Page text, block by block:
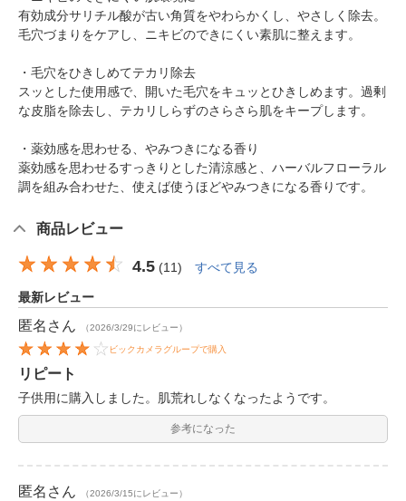
有効成分サリチル酸が古い角質をやわらかくし、やさしく除去。
毛穴づまりをケアし、ニキビのできにくい素肌に整えます。
・毛穴をひきしめてテカリ除去
スッとした使用感で、開いた毛穴をキュッとひきしめます。過剰
な皮脂を除去し、テカリしらずのさらさら肌をキープします。
・薬効感を思わせる、やみつきになる香り
薬効感を思わせるすっきりとした清涼感と、ハーバルフローラル
調を組み合わせた、使えば使うほどやみつきになる香りです。
商品レビュー
4.5 (11) すべて見る
最新レビュー
匿名 さん （2026/3/29にレビュー）
ビックカメラグループで購入
リピート
子供用に購入しました。肌荒れしなくなったようです。
参考になった
匿名 さん （2026/3/15にレビュー）